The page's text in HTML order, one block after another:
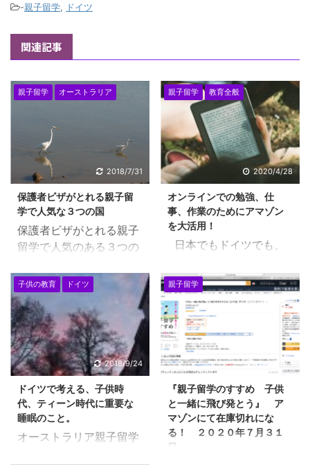
-親子留学, ドイツ
関連記事
親子留学 オーストラリア
2018/7/31
保護者ビザがとれる親子留
学で人気な３つの国
保護者ビザがとれる親子
留学で人気のある３つの
討していきたいと思いま
す。保護者ビザがとれる
親子留学で人気のある国
とは、マレーシア、オー
ストラリア（ニュージー
ランド）とカナダ とな
ります。これらの国は、
子供に同伴できる保護者
ビザ（ガーディアンビ
ザ）が取得できることが
特徴です。ハワイやグア
ムなどは？という、質問
親子留学 教育全般
2020/4/28
オンラインでの勉強、仕
事、作業のためにアマゾン
を大活用！
日本でもドイツでも、
年いっぱいは、このよう
な雰囲気が継続していく
と思います。 こんなとき
こそ、オンラインで、自
宅で勉強する環境を満喫
したいものです。 アマゾ
ンを大活用して、オンラ
インでの勉強を充実させ
ましょう！ オンライン
活用で自粛生活を充実さ
せる方法 ネットフィ
子供の教育 ドイツ
2018/9/24
ドイツで考える、子供時
代、ティーン時代に重要な
睡眠のこと。
オーストラリア親子留学
親子留学
2020/8/2
『親子留学のすすめ 子供
と一緒に飛び発とう』 ア
マゾンにて在庫切れにな
る！ ２０２０年７月３１
日